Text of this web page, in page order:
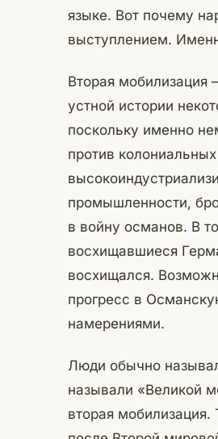
языке. Вот почему
выступлением.
Вторая мобилизация
устной истории
поскольку именно
против
промышленности,
в войну османов. В
восхищавшиеся
восхищался.
прогресс в
намерениями.
Люди обычно
называли «Великой
вторая